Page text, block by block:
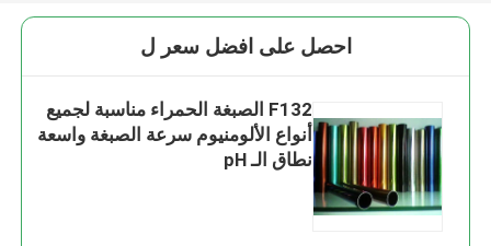
احصل على افضل سعر ل
F132 الصبغة الحمراء مناسبة لجميع
أنواع الألومنيوم سرعة الصبغة واسعة
نطاق الـ pH